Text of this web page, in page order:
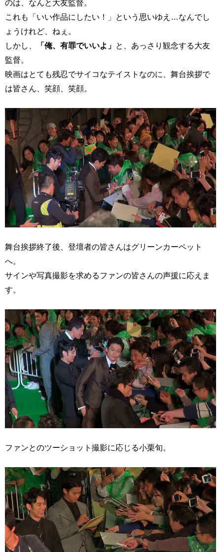
のは、なんと大友監督。
これも「いい作品にしたい！」という思いゆえ…なんでし
ょうけれど、ねぇ。
しかし、
「俺、有罪でいいよ」 と、あっさり観念する大友
監督。
映画はとても残忍でサイコなテイストなのに、舞台挨拶で
は皆さん、笑顔、笑顔。
舞台挨拶終了後、登壇者の皆さんはグリーンカーペット
へ。
サインや写真撮影を求めるファンの皆さんの声援に応えま
す。
ファンとのツーショット撮影に応じる小栗旬。